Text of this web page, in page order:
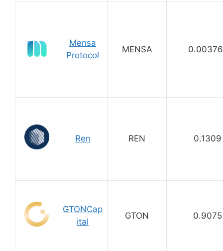
Mensa
Protocol
MENSA
Ren REN 0.1309
GTONCap
ital
GTON 0.9075